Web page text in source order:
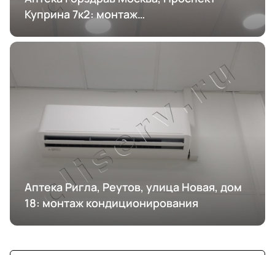
Куприна 7к2: монтаж
кондиционирования
Аптека Ригла, Реутов, улица Новая, дом
18: монтаж кондиционирования